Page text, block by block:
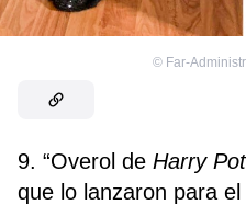
© Far-
9. “Overol de Harry
que lo lanzaron para